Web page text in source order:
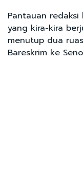
Pantauan redaksi
yang kira-kira
menutup dua
Bareskrim ke